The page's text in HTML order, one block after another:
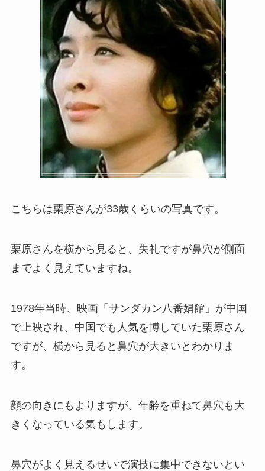
こちらは栗原さんが33歳くらいの写真です。
栗原さんを横から見ると、失礼ですが鼻穴が側面
までよく見えていますね。
1978年当時、映画「サンダカン八番娼館」が中国
で上映され、中国でも人気を博していた栗原さん
ですが、横から見ると鼻穴が大きいとわかりま
す。
顔の向きにもよりますが、年齢を重ねて鼻穴も大
きくなっている気もします。
鼻穴がよく見えるせいで演技に集中できないとい